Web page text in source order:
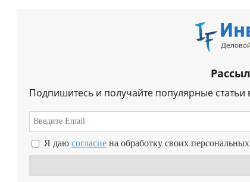
Подпишитесь и получайте популярные
Я даю согласие на обработку своих